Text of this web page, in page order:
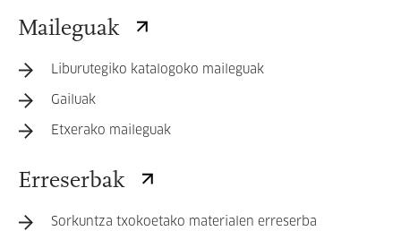
Maileguak
Liburutegiko katalogoko maileguak
Gailuak
Etxerako maileguak
Erreserbak
Sorkuntza txokoetako materialen erreserba